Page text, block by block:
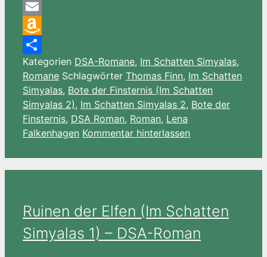
Pocket
Email
Amazon
Wish
List
Teilen
Kategorien DSA-Romane, Im Schatten Simyalas,
Romane Schlagwörter Thomas Finn, Im Schatten
Simyalas, Bote der Finsternis (Im Schatten
Simyalas 2), Im Schatten Simyalas 2, Bote der
Finsternis, DSA Roman, Roman, Lena
Falkenhagen Kommentar hinterlassen
Ruinen der Elfen (Im Schatten
Simyalas 1) – DSA-Roman